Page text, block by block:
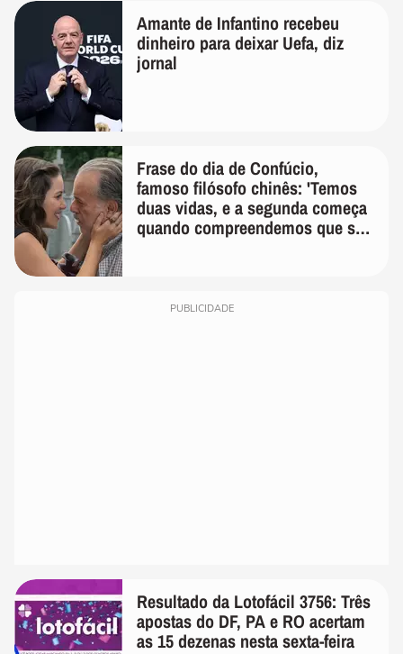
Amante de Infantino recebeu
dinheiro para deixar Uefa, diz
jornal
Frase do dia de Confúcio,
famoso filósofo chinês: 'Temos
duas vidas, e a segunda começa
quando compreendemos que só
PUBLICIDADE
Resultado da Lotofácil 3756: Três
apostas do DF, PA e RO acertam
as 15 dezenas nesta sexta-feira